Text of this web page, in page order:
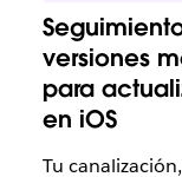
versiones
para
en iOS
Tu